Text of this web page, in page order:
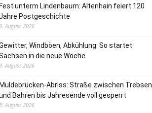
Fest unterm Lindenbaum: Altenhain feiert 120
Postgeschichte
August 2026
Windböen, Abkühlung: So startet
in die neue Woche
August 2026
Muldebrücken-Abriss: Straße zwischen Trebsen
Bahren bis Jahresende voll gesperrt
August 2026